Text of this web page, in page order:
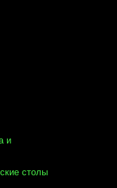
и
столы